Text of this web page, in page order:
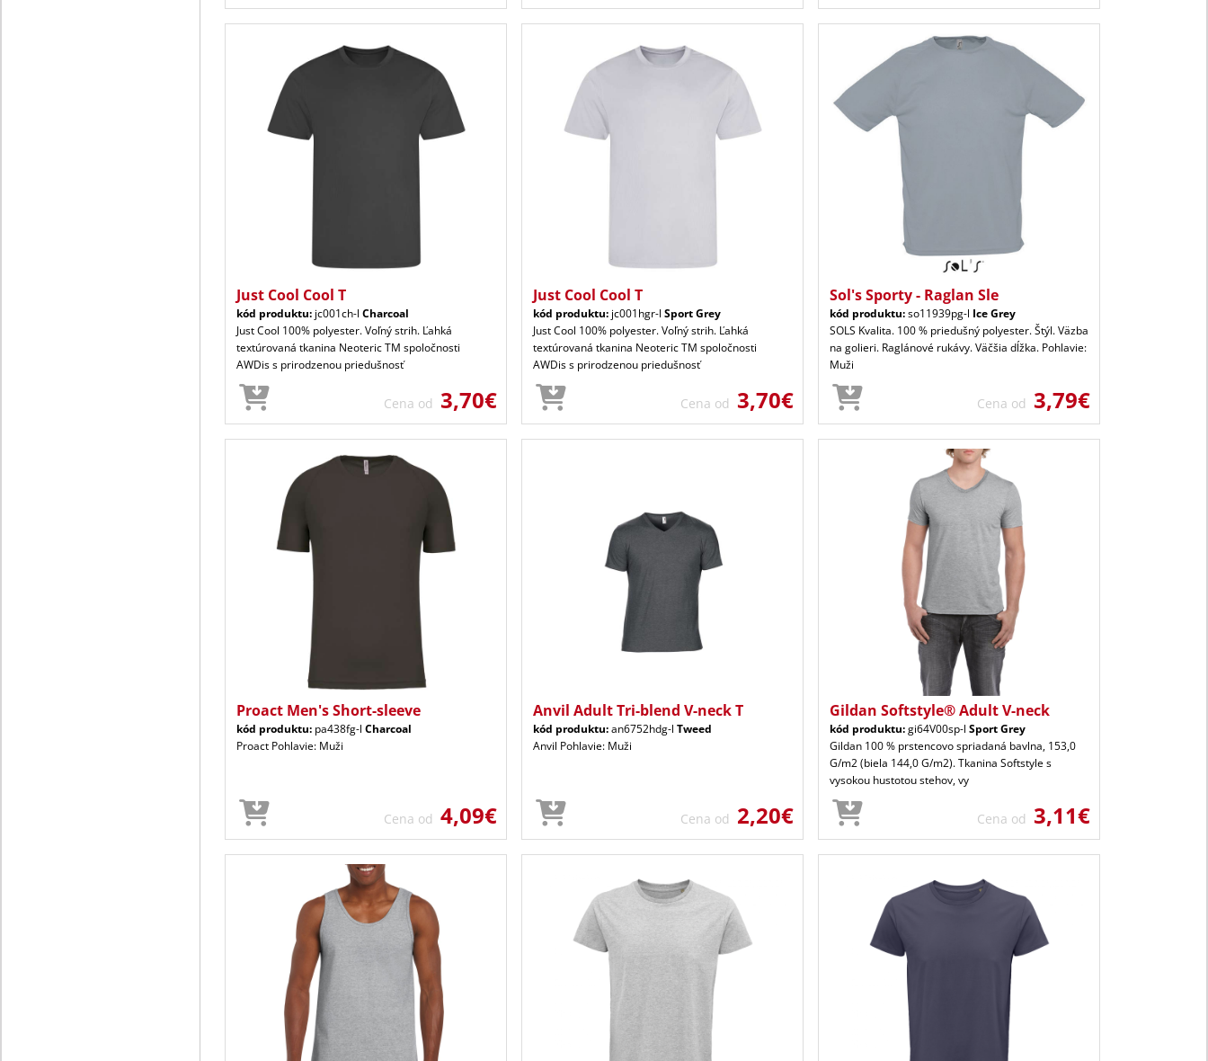
Just Cool Cool T
kód produktu: jc001ch-l Charcoal
Just Cool 100% polyester. Voľný strih. Ľahká
textúrovaná tkanina Neoteric TM spoločnosti
AWDis s prirodzenou priedušnosť
Cena od 3,70€
Just Cool Cool T
kód produktu: jc001hgr-l Sport Grey
Just Cool 100% polyester. Voľný strih. Ľahká
textúrovaná tkanina Neoteric TM spoločnosti
AWDis s prirodzenou priedušnosť
Cena od 3,70€
Sol's Sporty - Raglan Sle
kód produktu:so11939pg-l Ice Grey
SOLS Kvalita. 100 % priedušný polyester. Štýl. Väzba
na golieri. Raglánové rukávy. Väčšia dĺžka. Pohlavie:
Muži
Cena od 3,79€
Proact Men's Short-sleeve
kód produktu: pa438fg-l Charcoal
Proact Pohlavie: Muži
Cena od 4,09€
Anvil Adult Tri-blend V-neck T
kód produktu:an6752hdg-l Tweed
Anvil Pohlavie: Muži
Cena od 2,20€
Gildan Softstyle® Adult V-neck
kód produktu:gi64V00sp-l Sport Grey
Gildan 100 % prstencovo spriadaná bavlna, 153,0
G/m2 (biela 144,0 G/m2). Tkanina Softstyle s
vysokou hustotou stehov, vy
Cena od 3,11€